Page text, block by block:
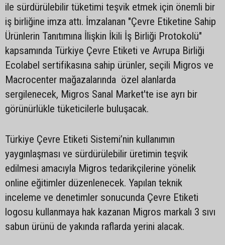
ile sürdürülebilir tüketimi teşvik etmek için önemli bir
iş birliğine imza attı. İmzalanan "Çevre Etiketine Sahip
Ürünlerin Tanıtımına İlişkin İkili İş Birliği Protokolü"
kapsamında Türkiye Çevre Etiketi ve Avrupa Birliği
Ecolabel sertifikasına sahip ürünler, seçili Migros ve
Macrocenter mağazalarında özel alanlarda
sergilenecek, Migros Sanal Market'te ise ayrı bir
görünürlükle tüketicilerle buluşacak.
Türkiye Çevre Etiketi Sistemi’nin kullanımın
yaygınlaşması ve sürdürülebilir üretimin teşvik
edilmesi amacıyla Migros tedarikçilerine yönelik
online eğitimler düzenlenecek. Yapılan teknik
inceleme ve denetimler sonucunda Çevre Etiketi
logosu kullanmaya hak kazanan Migros markalı 3 sıvı
sabun ürünü de yakında raflarda yerini alacak.